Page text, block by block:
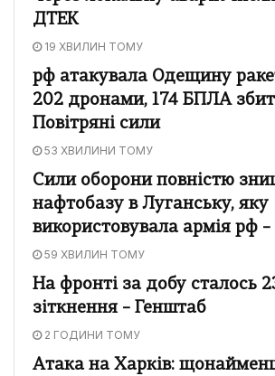
ДТЕК
19 ХВИЛИН ТОМУ
рф атакувала Одещину
202 дронами, 174 БПЛА
Повітряні сили
53 ХВИЛИНИ ТОМУ
Сили оборони повністю
нафтобазу в Луганську, яку
використовувала армія рф
59 ХВИЛИН ТОМУ
На фронті за добу сталось
зіткнення – Генштаб
2 ГОДИНИ ТОМУ
Атака на Харків: